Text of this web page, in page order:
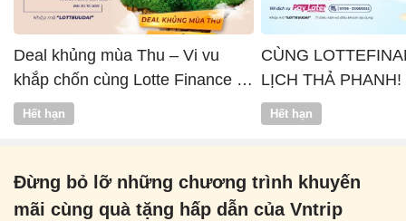
Deal khủng mùa Thu – Vi vu
khắp chốn cùng Lotte Finance x
Vntrip
Hết hạn
CÙNG
LỊCH THẢ PHANH!
Hết hạn
Đừng bỏ lỡ những chương trình khuyến
mãi cùng quà tặng hấp dẫn của Vntrip